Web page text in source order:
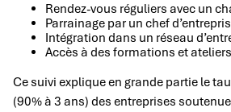
Rendez-vous réguliers avec un
Parrainage par un chef
Intégration dans un réseau
Accès à des formations et
Ce suivi explique en grande partie le
(90% à 3 ans) des entreprises